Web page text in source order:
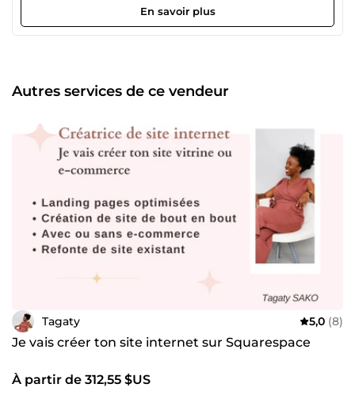
publicités sur les réseaux sociaux Facebook, Instagram et
Tik tok. N'hésitez pas à parcourir mes différents services
marketing digital, je souhaite vous accompagner dans la
création de votre site internet et vous permettre de
En savoir plus
Autres services de ce vendeur
Tagaty 5,0 (8)
Je vais créer ton site internet sur Squarespace
À partir de 312,55 $US